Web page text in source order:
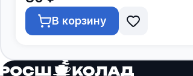
В корзину